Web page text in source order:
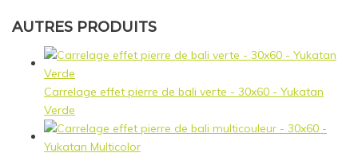
AUTRES PRODUITS
Carrelage effet pierre de bali verte - 30x60 - Yukatan
Verde